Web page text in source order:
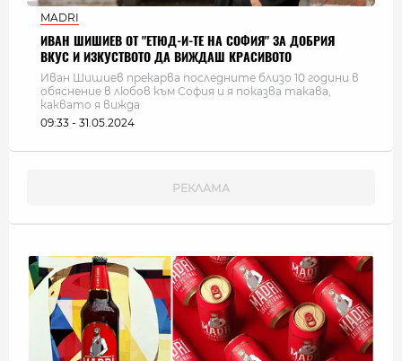
MADRI
ИВАН ШИШИЕВ ОТ "ЕТЮД-И-ТЕ НА СОФИЯ" ЗА ДОБРИЯ
ВКУС И ИЗКУСТВОТО ДА ВИЖДАШ КРАСИВОТО
Иван Шишиев прекарва последните близо 10 години в
обяснение в любов към София и я показва такава,
каквато я вижда
09:33 - 31.05.2024